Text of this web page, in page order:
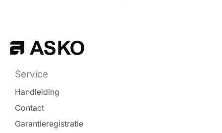
Service
Handleiding
Contact
Garantieregistratie